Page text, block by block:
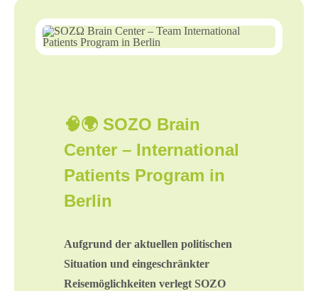
🧠🌍 SOZO Brain
Center – International
Patients Program in
Berlin
Aufgrund der aktuellen politischen
Situation und eingeschränkter
Reisemöglichkeiten verlegt SOZO